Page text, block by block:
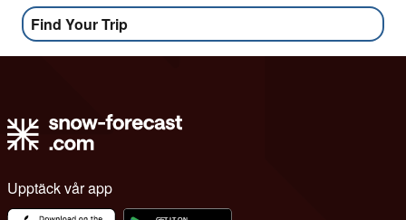
Find Your Trip
Upptäck vår app